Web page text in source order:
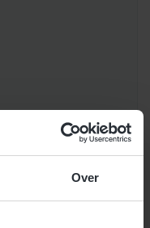
Over
hoogwerker